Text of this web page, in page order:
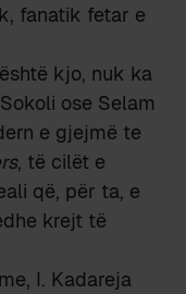
fanatik fetar e
kjo, nuk ka
ose Selam
e gjejmë te
, të cilët e
që, për ta, e
krejt të
I. Kadareja